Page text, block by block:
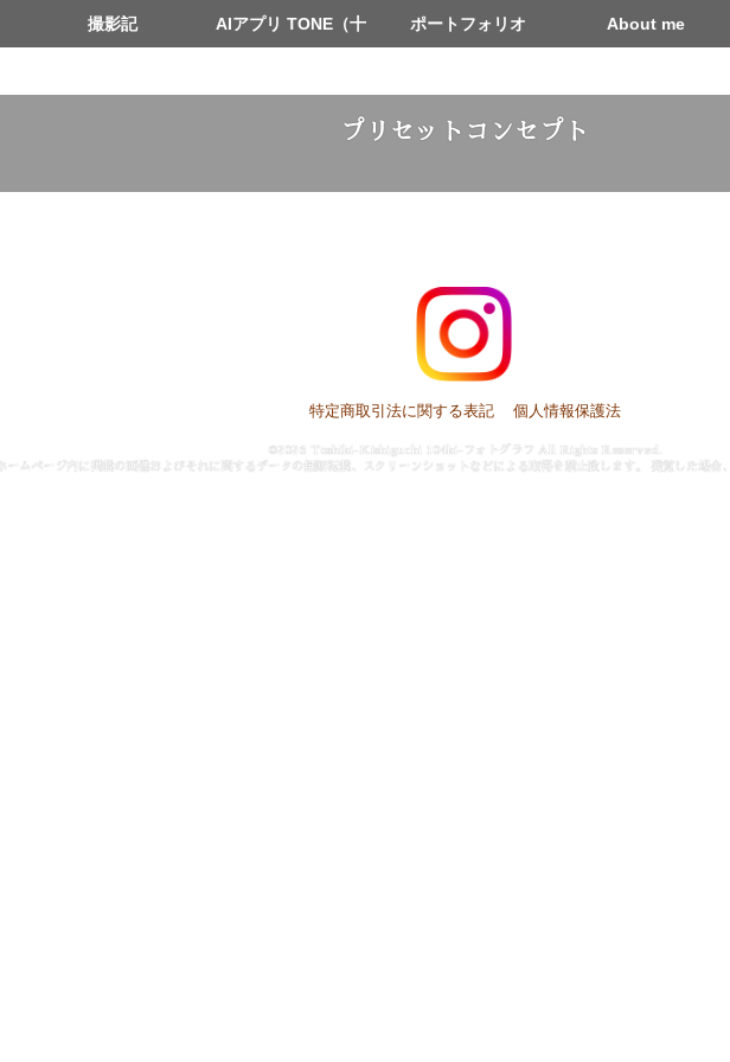
撮影記 AIアプリ TONE（十 ポートフォリオ About me
プリセットコンセプト
特定商取引法に関する表記 個人情報保護法
©2026 Toshiki-Kishiguchi 104ki-フォトグラフ All Rights Reserved.
ホームページ内に掲載の画像およびそれに関するデータの無断転載、スクリーンショットなどによる取得を禁止致します。 発覚した場合